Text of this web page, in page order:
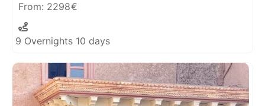
2298
9 Overnights 10 days